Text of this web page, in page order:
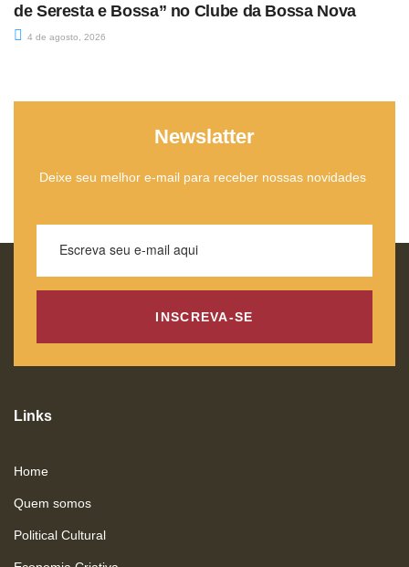
de Seresta e Bossa” no Clube da Bossa Nova
4 de agosto, 2026
Newslatter
Deixe seu melhor e-mail para receber nossas novidades
INSCREVA-SE
Links
Home
Quem somos
Political Cultural